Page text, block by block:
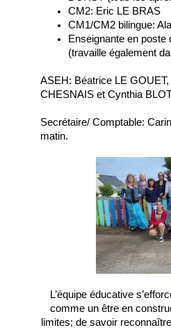
CM2: Eric LE BRAS
CM1/CM2 bilingue:
Enseignante en poste
(travaille également
ASEH: Béatrice LE
CHESNAIS et Cynthia
Secrétaire/ Comptable:
matin.
L’équipe éducative
comme un être en
limites; de savoir